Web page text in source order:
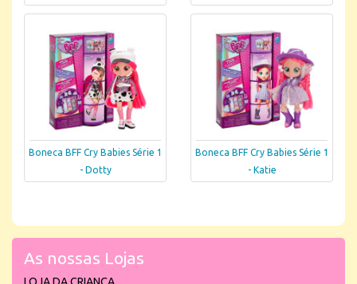
Boneca BFF Cry Babies Série 1
- Dotty
Boneca BFF Cry Babies Série 1
- Katie
As nossas Lojas